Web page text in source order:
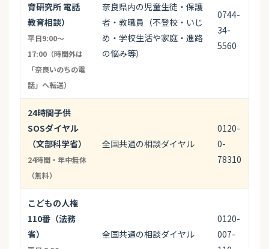
育研究所 電話
教育相談）
平日9:00〜
17:00（時間外は
「奈良いのちの電
話」へ転送）
奈良県内の児童生徒・保護
者・教職員（不登校・いじ
め・学校生活や家庭・進路
の悩み等）
0744-
34-
5560
24時間子供
SOSダイヤル
（文部科学省）
24時間・年中無休
（無料）
全国共通の相談ダイヤル
0120-
0-
78310
こどもの人権
110番（法務
省）
全国共通の相談ダイヤル
0120-
007-